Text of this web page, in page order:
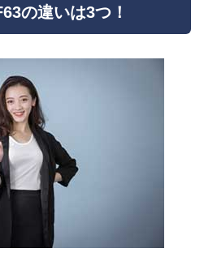
の違いは3つ！